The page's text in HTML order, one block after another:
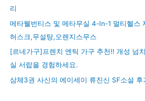
리
메타웰번티스 및 메타무실 4-In-1 멀티헬스
허스크,무설탕,오렌지스무스
[르네가구]프렌치 엔틱 가구 추천!! 개성 넘
실 서랍을 경험하세요.
삼체3권 사신의 에이세이 류진신 SF소설 후